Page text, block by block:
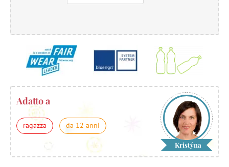
Adatto a
ragazza da 12 anni
Kristýna